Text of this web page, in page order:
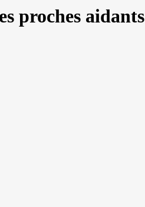
proches aidants